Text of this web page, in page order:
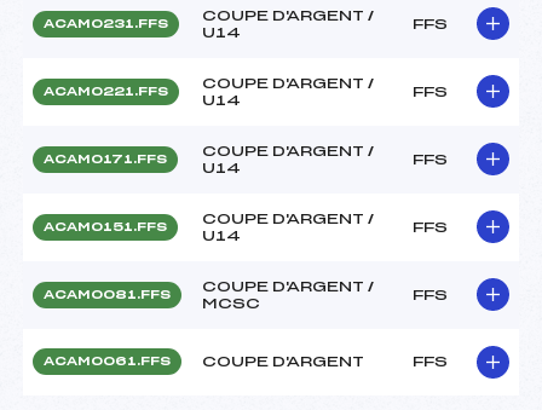
ACAM0231.FFS
COUPE D'ARGENT /
U14
FFS
ACAM0221.FFS
COUPE D'ARGENT /
U14
FFS
ACAM0171.FFS
COUPE D'ARGENT /
U14
FFS
ACAM0151.FFS
COUPE D'ARGENT /
U14
FFS
ACAM0081.FFS
COUPE D'ARGENT /
MCSC
FFS
ACAM0061.FFS COUPE D'ARGENT FFS